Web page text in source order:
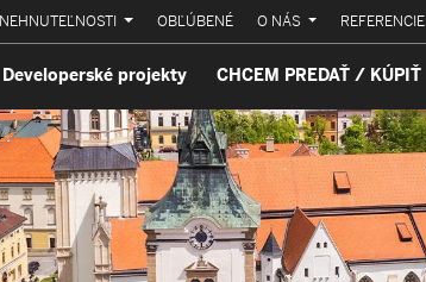
NEHNUTEĽNOSTI OBĽÚBENÉ O NÁS REFERENCIE
Developerské projekty CHCEM PREDAŤ / KÚPIŤ